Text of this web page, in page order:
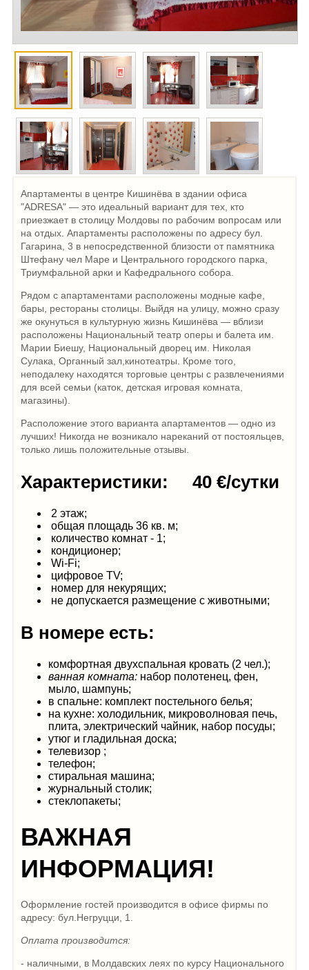
Апартаменты в центре Кишинёва в здании офиса
"ADRESA" — это идеальный вариант для тех, кто
приезжает в столицу Молдовы по рабочим вопросам или
на отдых. Апартаменты расположены по адресу бул.
Гагарина, 3 в непосредственной близости от памятника
Штефану чел Маре и Центрального городского парка,
Триумфальной арки и Кафедрального собора.
Рядом с апартаментами расположены модные кафе,
бары, рестораны столицы. Выйдя на улицу, можно сразу
же окунуться в культурную жизнь Кишинёва — вблизи
расположены Национальный театр оперы и балета им.
Марии Биешу, Национальный дворец им. Николая
Сулака, Органный зал,кинотеатры. Кроме того,
неподалеку находятся торговые центры с развлечениями
для всей семьи (каток, детская игровая комната,
магазины).
Расположение этого варианта апартаментов — одно из
лучших! Никогда не возникало нареканий от постояльцев,
только лишь положительные отзывы.
Характеристики: 40 €/сутки
2 этаж;
общая площадь 36 кв. м;
количество комнат - 1;
кондиционер;
Wi-Fi;
цифровое TV;
номер для некурящих;
не допускается размещение с животными;
В номере есть:
комфортная двухспальная кровать (2 чел.);
ванная комната: набор полотенец, фен,
мыло, шампунь;
в спальне: комплект постельного белья;
на кухне: холодильник, микроволновая печь,
плита, электрический чайник, набор посуды;
утюг и гладильная доска;
телевизор ;
телефон;
стиральная машина;
журнальный столик;
стеклопакеты;
ВАЖНАЯ
ИНФОРМАЦИЯ!
Оформление гостей производится в офисе фирмы по
адресу: бул.Негруцци, 1.
Оплата производится:
- наличными, в Молдавских леях по курсу Национального